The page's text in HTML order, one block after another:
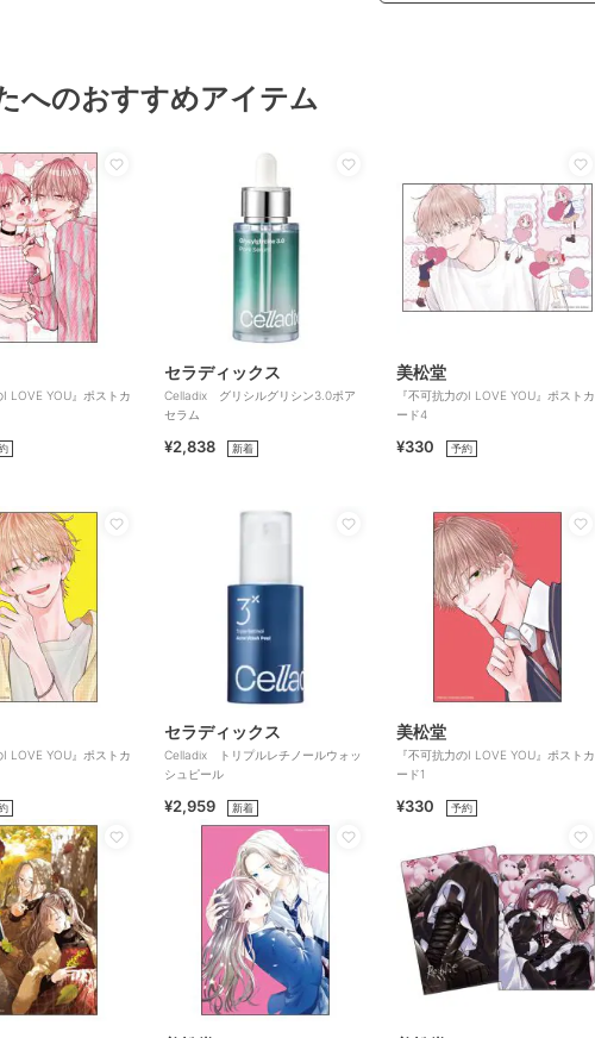
へのおすすめアイテム
I LOVE YOU』ポストカ
セラディックス
Celladix グリシルグリシン3.0ポア
セラム
¥2,838 新着
美松堂
『不可抗力のI LOVE YOU』ポストカ
ード4
¥330 予約
I LOVE YOU』ポストカ
セラディックス
Celladix トリプルレチノールウォッ
シュピール
¥2,959 新着
美松堂
『不可抗力のI LOVE YOU』ポストカ
ード1
¥330 予約